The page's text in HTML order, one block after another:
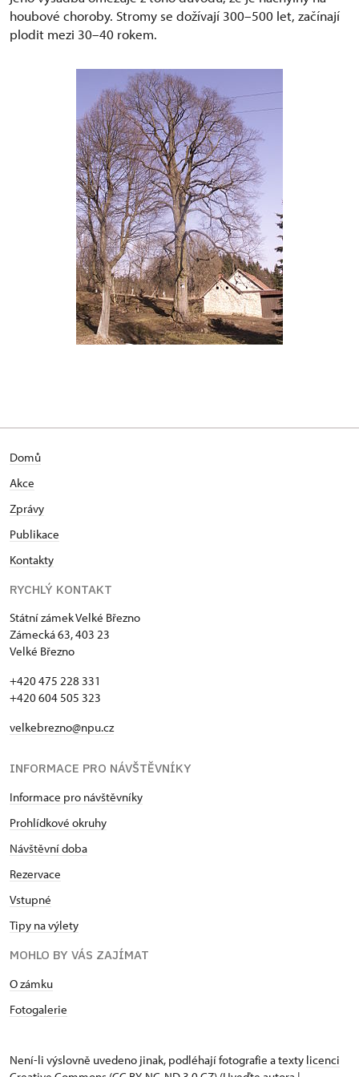
houbové choroby. Stromy se dožívají 300–500 let, začínají
plodit mezi 30–40 rokem.
Domů
Akce
Zprávy
Publikace
Kontakty
RYCHLÝ KONTAKT
Státní zámek Velké Březno
Zámecká 63, 403 23
Velké Březno
+420 475 228 331
+420 604 505 323
velkebrezno@npu.cz
INFORMACE PRO NÁVŠTĚVNÍKY
Informace pro návštěvníky
Prohlídkové okruhy
Návštěvní doba
Rezervace
Vstupné
Tipy na výlety
MOHLO BY VÁS ZAJÍMAT
O zámku
Fotogalerie
Není-li výslovně uvedeno jinak, podléhají fotografie a texty licenci